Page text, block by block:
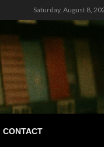
Saturday, August 8,
CONTACT